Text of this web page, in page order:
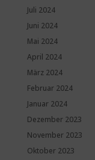
Juli 2024
Juni 2024
Mai 2024
April 2024
März 2024
Februar 2024
Januar 2024
Dezember 2023
November 2023
Oktober 2023